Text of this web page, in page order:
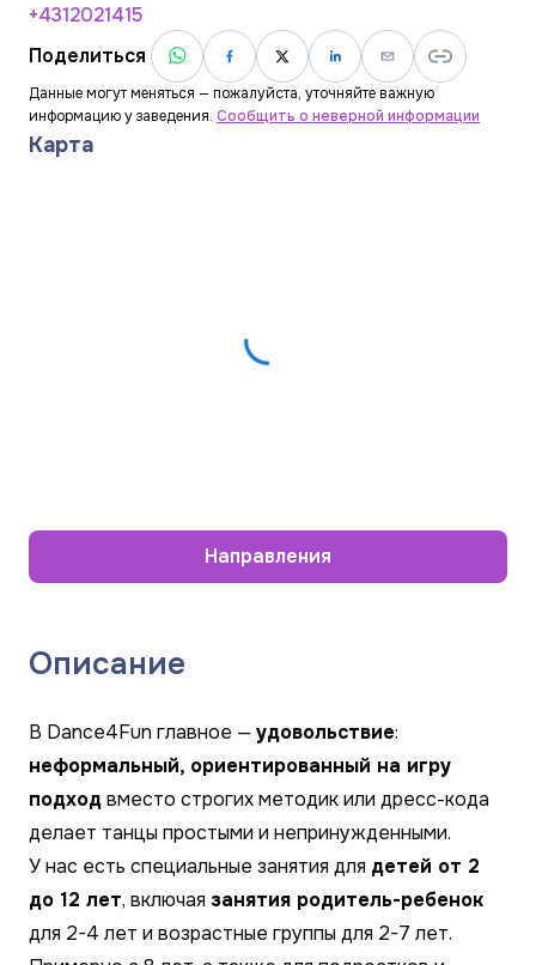
Описание
В Dance4Fun главное — удовольствие:
неформальный, ориентированный на игру
подходвместо строгих методик или дресс-кода
делает танцы простыми и непринужденными.
У нас есть специальные занятия для детей от 2
до 12 лет, включая занятия родитель-ребенок
для 2-4 лет и возрастные группы для 2-7 лет.
+4312021415
Поделиться
Данные могут меняться — пожалуйста, уточняйте важную
информацию у заведения. Сообщить о неверной информации
Карта
Направления